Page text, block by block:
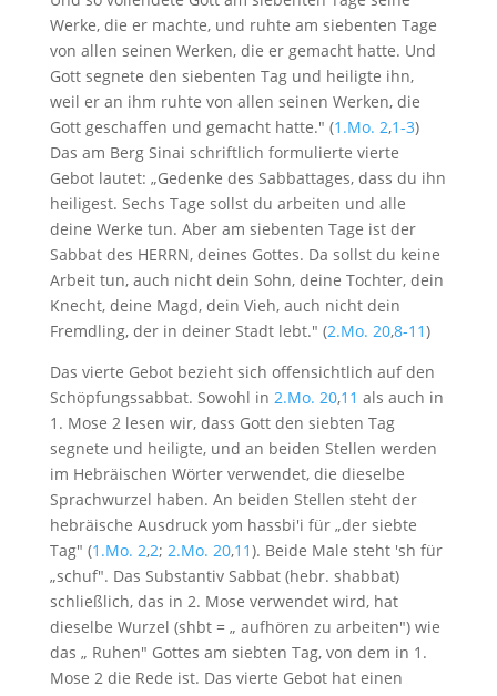
Werke, die er machte, und ruhte am siebenten Tage
von allen seinen Werken, die er gemacht hatte. Und
Gott segnete den siebenten Tag und heiligte ihn,
weil er an ihm ruhte von allen seinen Werken, die
Gott geschaffen und gemacht hatte." (1.Mo. 2,1-3)
Das am Berg Sinai schriftlich formulierte vierte
Gebot lautet: „Gedenke des Sabbattages, dass du ihn
heiligest. Sechs Tage sollst du arbeiten und alle
deine Werke tun. Aber am siebenten Tage ist der
Sabbat des HERRN, deines Gottes. Da sollst du keine
Arbeit tun, auch nicht dein Sohn, deine Tochter, dein
Knecht, deine Magd, dein Vieh, auch nicht dein
Fremdling, der in deiner Stadt lebt." (2.Mo. 20,8-11)
Das vierte Gebot bezieht sich offensichtlich auf den
Schöpfungssabbat. Sowohl in 2.Mo. 20,11 als auch in
1. Mose 2lesen wir, dass Gott den siebten Tag
segnete und heiligte, und an beiden Stellen werden
im Hebräischen Wörter verwendet, die dieselbe
Sprachwurzel haben. An beiden Stellen steht der
hebräische Ausdruck yom hassbi'i für „der siebte
Tag" (1.Mo. 2,2; 2.Mo. 20,11). Beide Male steht 'sh für
„schuf". Das Substantiv Sabbat (hebr. shabbat)
schließlich, das in 2. Mose verwendet wird, hat
dieselbe Wurzel (shbt = „ aufhören zu arbeiten") wie
das „ Ruhen" Gottes am siebten Tag, von dem in 1.
Mose 2die Rede ist. Das vierte Gebot hat einen